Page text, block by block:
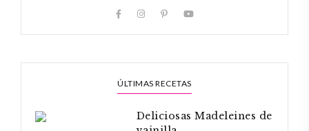
ÚLTIMAS RECETAS
Deliciosas Madeleines de